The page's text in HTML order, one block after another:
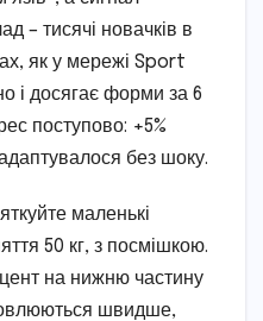
– тисячі новачків в
як у мережі Sport
і досягає форми за 6
поступово: +5%
без шоку.
маленькі
50 кг, з посмішкою.
на нижню частину
швидше,